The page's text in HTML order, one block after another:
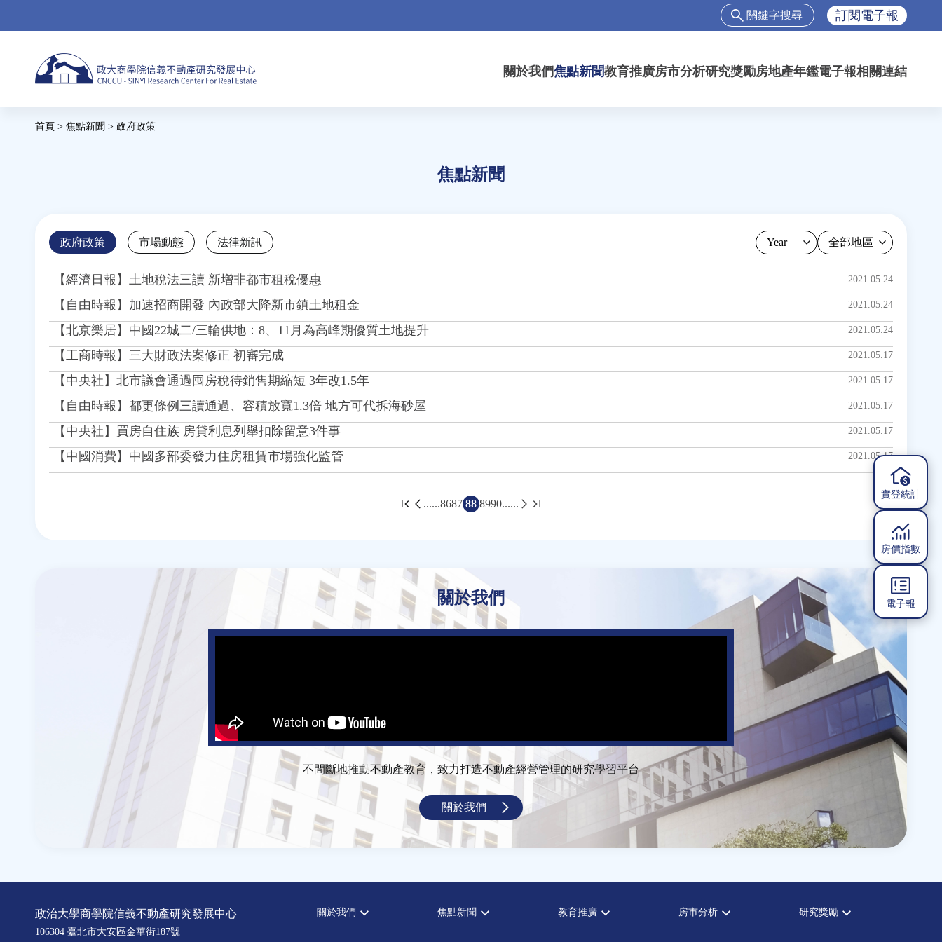
搜
表
單
搜
尋
訂閱電子報
關於我們焦點新聞教育推廣房市分析研究獎勵房地產年鑑電子報相關連結
首頁 > 焦點新聞 > 政府政策
焦點新聞
Back
to
top
政府政策 市場動態 法律新訊
Year
【經濟日報】土地稅法三讀 新增非都市租稅優惠 2021.05.24
【自由時報】加速招商開發 內政部大降新市鎮土地租金 2021.05.24
【北京樂居】中國22城二/三輪供地：8、11月為高峰期優質土地提升 2021.05.24
【工商時報】三大財政法案修正 初審完成 2021.05.17
【中央社】北市議會通過囤房稅待銷售期縮短 3年改1.5年 2021.05.17
【自由時報】都更條例三讀通過、容積放寬1.3倍 地方可代拆海砂屋 2021.05.17
【中央社】買房自住族 房貸利息列舉扣除留意3件事 2021.05.17
【中國消費】中國多部委發力住房租賃市場強化監管 2021.05.17
......8687 88 8990......
to
關於我們
不間斷地推動不動產教育，致力打造不動產經營管理的研究學習平台
關於我們
政治大學商學院信義不動產研究發展中心
106304 臺北市大安區金華街187號
關於我們 焦點新聞 教育推廣 房市分析 研究獎勵
實登統計
房價指數
電子報